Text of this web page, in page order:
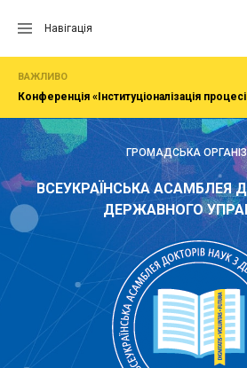
Навігація
ВАЖЛИВО
ГРОМАДСЬКА
ВСЕУКРАЇНСЬКА АСАМБЛЕЯ
ДЕРЖАВНОГО